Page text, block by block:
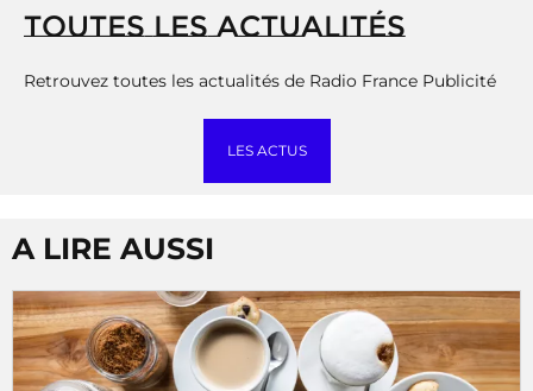
TOUTES LES ACTUALITÉS
Retrouvez toutes les actualités de Radio France Publicité
LES ACTUS
A LIRE AUSSI